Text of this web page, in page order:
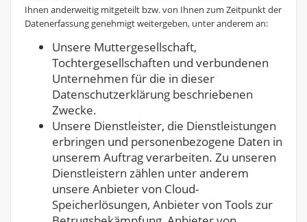
Ihnen anderweitig mitgeteilt bzw. von Ihnen zum Zeitpunkt der
Datenerfassung genehmigt weitergeben, unter anderem an:
Unsere Muttergesellschaft,
Tochtergesellschaften und verbundenen
Unternehmen für die in dieser
Datenschutzerklärung beschriebenen
Zwecke.
Unsere Dienstleister, die Dienstleistungen
erbringen und personenbezogene Daten in
unserem Auftrag verarbeiten. Zu unseren
Dienstleistern zählen unter anderem
unsere Anbieter von Cloud-
Speicherlösungen, Anbieter von Tools zur